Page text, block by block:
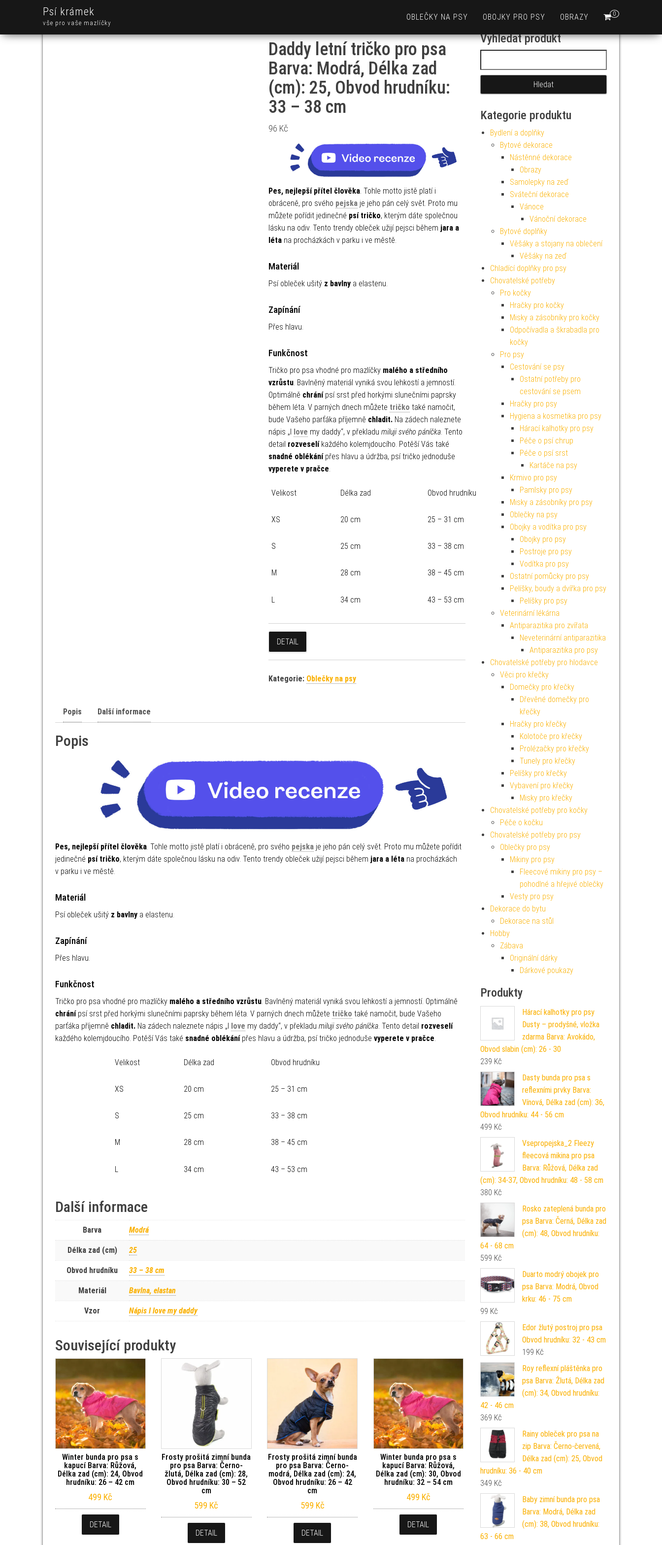
Psí krámek
vše pro vaše mazlíčky
0
OBLEČKY NA PSY OBOJKY PRO PSY OBRAZY
Daddy letní tričko pro psa
Barva: Modrá, Délka zad
(cm): 25, Obvod hrudníku:
33 – 38 cm
96 Kč
Pes, nejlepší přítel člověka. Tohle motto jistě platí i
obráceně, pro svého pejskaje jeho pán celý svět. Proto mu
můžete pořídit jedinečné psí tričko, kterým dáte společnou
lásku na odiv. Tento trendy obleček užijí pejsci během jara a
létana procházkách v parku i ve městě.
Materiál
Psí obleček ušitý z bavlnya elastenu.
Zapínání
Přes hlavu.
Funkčnost
Tričko pro psa vhodné pro mazlíčky malého a středního
vzrůstu. Bavlněný materiál vyniká svou lehkostí a jemností.
Optimálně chránípsí srst před horkými slunečními paprsky
během léta. V parných dnech můžete tričko také namočit,
bude Vašeho parťáka příjemně chladit.Na zádech naleznete
nápis „I love my daddy“, v překladu miluji svého páníčka. Tento
detail rozveselíkaždého kolemjdoucího. Potěší Vás také
snadné oblékánípřes hlavu a údržba, psí tričko jednoduše
vyperete v pračce.
Velikost Délka zad Obvod hrudníku
XS 20 cm 25 – 31 cm
S 25 cm 33 – 38 cm
M 28 cm 38 – 45 cm
L 34 cm 43 – 53 cm
DETAIL
Kategorie: Oblečky na psy
Popis Další informace
Popis
Pes, nejlepší přítel člověka. Tohle motto jistě platí i obráceně, pro svého pejska je jeho pán celý svět. Proto mu můžete pořídit
jedinečné psí tričko, kterým dáte společnou lásku na odiv. Tento trendy obleček užijí pejsci během jara a léta na procházkách
v parku i ve městě.
Materiál
Psí obleček ušitý z bavlny a elastenu.
Zapínání
Přes hlavu.
Funkčnost
Tričko pro psa vhodné pro mazlíčky malého a středního vzrůstu. Bavlněný materiál vyniká svou lehkostí a jemností. Optimálně
chránípsí srst před horkými slunečními paprsky během léta. V parných dnech můžete tričko také namočit, bude Vašeho
parťáka příjemně chladit. Na zádech naleznete nápis „I love my daddy“, v překladu miluji svého páníčka. Tento detail rozveselí
každého kolemjdoucího. Potěší Vás také snadné oblékánípřes hlavu a údržba, psí tričko jednoduše vyperete v pračce.
Velikost Délka zad Obvod hrudníku
XS 20 cm 25 – 31 cm
S 25 cm 33 – 38 cm
M 28 cm 38 – 45 cm
L 34 cm 43 – 53 cm
Další informace
Barva Modrá
Délka zad (cm) 25
Obvod hrudníku 33 – 38 cm
Materiál Bavlna, elastan
Vzor Nápis I love my daddy
Související produkty
Winter bunda pro psa s
kapucí Barva: Růžová,
Délka zad (cm): 24, Obvod
hrudníku: 26 – 42 cm
499 Kč
DETAIL
Frosty prošitá zimní bunda
pro psa Barva: Černo-
žlutá, Délka zad (cm): 28,
Obvod hrudníku: 30 – 52
cm
599 Kč
DETAIL
Frosty prošitá zimní bunda
pro psa Barva: Černo-
modrá, Délka zad (cm): 24,
Obvod hrudníku: 26 – 42
cm
599 Kč
DETAIL
Winter bunda pro psa s
kapucí Barva: Růžová,
Délka zad (cm): 30, Obvod
hrudníku: 32 – 54 cm
499 Kč
DETAIL
Vyhledat produkt
Kategorie produktu
Bydlení a doplňky
Bytové dekorace
Nástěnné dekorace
Obrazy
Samolepky na zeď
Sváteční dekorace
Vánoce
Vánoční dekorace
Bytové doplňky
Věšáky a stojany na oblečení
Věšáky na zeď
Chladící doplňky pro psy
Chovatelské potřeby
Pro kočky
Hračky pro kočky
Misky a zásobníky pro kočky
Odpočívadla a škrabadla pro
kočky
Pro psy
Cestování se psy
Ostatní potřeby pro
cestování se psem
Hračky pro psy
Hygiena a kosmetika pro psy
Hárací kalhotky pro psy
Péče o psí chrup
Péče o psí srst
Kartáče na psy
Krmivo pro psy
Pamlsky pro psy
Misky a zásobníky pro psy
Oblečky na psy
Obojky a vodítka pro psy
Obojky pro psy
Postroje pro psy
Vodítka pro psy
Ostatní pomůcky pro psy
Pelíšky, boudy a dvířka pro psy
Pelíšky pro psy
Veterinární lékárna
Antiparazitika pro zvířata
Neveterinární antiparazitika
Antiparazitika pro psy
Chovatelské potřeby pro hlodavce
Věci pro křečky
Domečky pro křečky
Dřevěné domečky pro
křečky
Hračky pro křečky
Kolotoče pro křečky
Prolézačky pro křečky
Tunely pro křečky
Pelíšky pro křečky
Vybavení pro křečky
Misky pro křečky
Chovatelské potřeby pro kočky
Péče o kočku
Chovatelské potřeby pro psy
Oblečky pro psy
Mikiny pro psy
Fleecové mikiny pro psy –
pohodlné a hřejivé oblečky
Vesty pro psy
Dekorace do bytu
Dekorace na stůl
Hobby
Zábava
Originální dárky
Dárkové poukazy
Produkty
Hárací kalhotky pro psy
Dusty – prodyšné, vložka
zdarma Barva: Avokádo,
Obvod slabin (cm): 26 - 30
239 Kč
Dasty bunda pro psa s
reflexními prvky Barva:
Vínová, Délka zad (cm): 36,
Obvod hrudníku: 44 - 56 cm
499 Kč
Vsepropejska_2 Fleezy
fleecová mikina pro psa
Barva: Růžová, Délka zad
(cm): 34-37, Obvod hrudníku: 48 - 58 cm
380 Kč
Rosko zateplená bunda pro
psa Barva: Černá, Délka zad
(cm): 48, Obvod hrudníku:
64 - 68 cm
599 Kč
Duarto modrý obojek pro
psa Barva: Modrá, Obvod
krku: 46 - 75 cm
99 Kč
Edor žlutý postroj pro psa
Obvod hrudníku: 32 - 43 cm
199 Kč
Roy reflexní pláštěnka pro
psa Barva: Žlutá, Délka zad
(cm): 34, Obvod hrudníku:
42 - 46 cm
369 Kč
Rainy obleček pro psa na
zip Barva: Černo-červená,
Délka zad (cm): 25, Obvod
hrudníku: 36 - 40 cm
349 Kč
Baby zimní bunda pro psa
Barva: Modrá, Délka zad
(cm): 38, Obvod hrudníku:
63 - 66 cm